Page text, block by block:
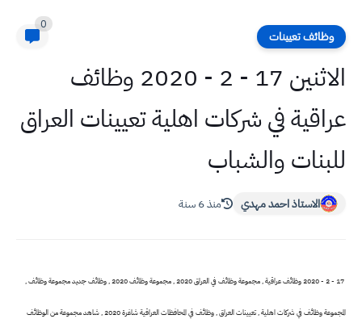
وظائف تعيينات
0
الاثنين 17 - 2 - 2020 وظائف
عراقية في شركات اهلية تعيينات العراق
للبنات والشباب
الاستاذ احمد مهدي منذ 6 سنة
17 - 2 - 2020 وظائف عراقية , مجموعة وظائف في العراق 2020 , مجموعة وظائف 2020 , وظائف جديد مجموعة وظائف ,
المجموعة وظائف في شركات اهلية , تعيينات العراق , وظائف في المحافظات العراقية شاغرة 2020 , شاهد مجموعة من الوظائف